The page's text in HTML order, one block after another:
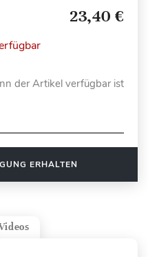
23,40 €
der Artikel verfügbar ist
ERHALTEN